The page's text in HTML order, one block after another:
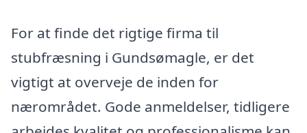
For at finde det rigtige firma til
stubfræsning i Gundsømagle, er det
vigtigt at overveje de inden for
nærområdet. Gode anmeldelser, tidligere